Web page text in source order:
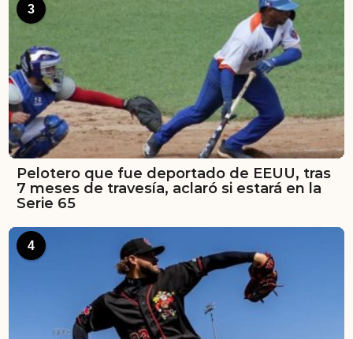
3
Pelotero que fue deportado de EEUU, tras
7 meses de travesía, aclaró si estará en la
Serie 65
4